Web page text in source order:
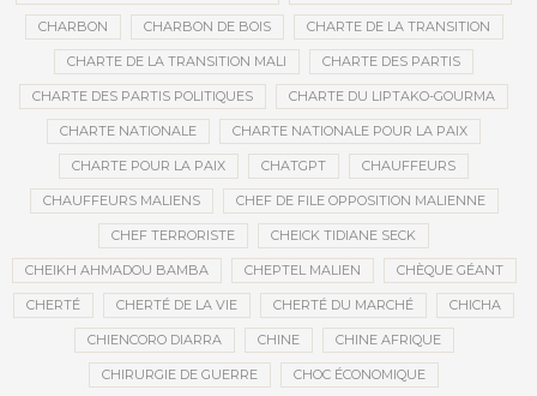
CHARBON CHARBON DE BOIS CHARTE DE LA TRANSITION
CHARTE DE LA TRANSITION MALI CHARTE DES PARTIS
CHARTE DES PARTIS POLITIQUES CHARTE DU LIPTAKO-GOURMA
CHARTE NATIONALE CHARTE NATIONALE POUR LA PAIX
CHARTE POUR LA PAIX CHATGPT CHAUFFEURS
CHAUFFEURS MALIENS CHEF DE FILE OPPOSITION MALIENNE
CHEF TERRORISTE CHEICK TIDIANE SECK
CHEIKH AHMADOU BAMBA CHEPTEL MALIEN CHÈQUE GÉANT
CHERTÉ CHERTÉ DE LA VIE CHERTÉ DU MARCHÉ CHICHA
CHIENCORO DIARRA CHINE CHINE AFRIQUE
CHIRURGIE DE GUERRE CHOC ÉCONOMIQUE